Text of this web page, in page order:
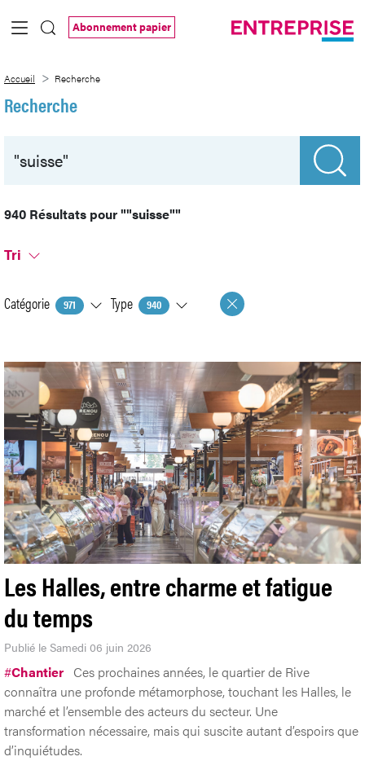
Saut au contenu principal
Abonnement papier
Accueil Recherche
Recherche
940 Résultats pour""suisse""
Tri
Catégorie 971 Type 940
Les Halles, entre charme et fatigue
du temps
Publié le Samedi 06 juin 2026
#Chantier Ces prochaines années, le quartier de Rive
connaîtra une profonde métamorphose, touchant les Halles, le
marché et l’ensemble des acteurs du secteur. Une
transformation nécessaire, mais qui suscite autant d’espoirs que
d’inquiétudes.